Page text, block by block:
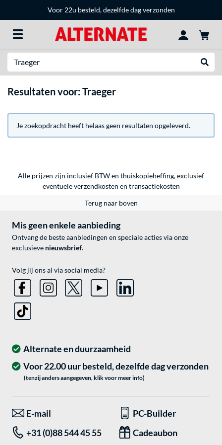
Voor 22u besteld, dezelfde dag verzonden
Resultaten voor: Traeger
Je zoekopdracht heeft helaas geen resultaten opgeleverd.
Alle prijzen zijn inclusief BTW en thuiskopieheffing, exclusief
eventueleverzendkosten en transactiekosten
Terug naar boven
Mis geen enkele aanbieding
Ontvang de beste aanbiedingen en speciale acties via onze
exclusieve nieuwsbrief.
Volg jij ons al via social media?
Alternate en duurzaamheid
Voor 22.00 uur besteld, dezelfde dag verzonden
(tenzij anders aangegeven, klik voor meer info)
E-mail
PC-Builder
+31 (0)88 544 45 55
Cadeaubon